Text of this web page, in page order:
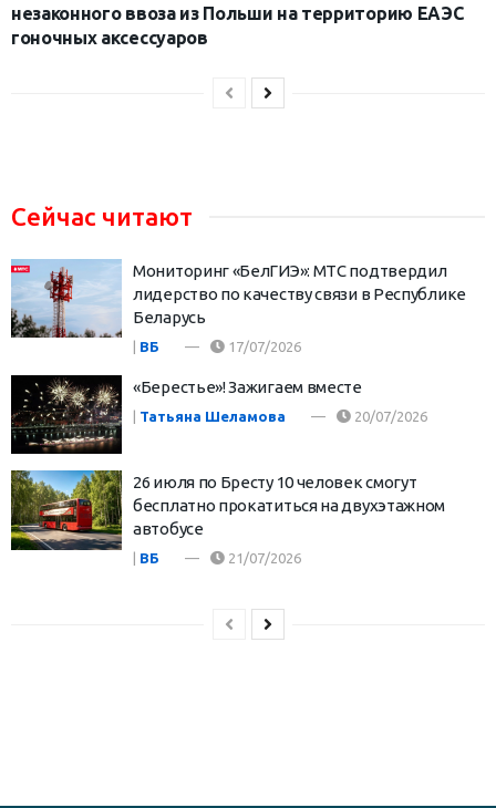
незаконного ввоза из Польши на территорию ЕАЭС
гоночных аксессуаров
Сейчас читают
Мониторинг «БелГИЭ»: МТС подтвердил
лидерство по качеству связи в Республике
Беларусь
| ВБ 17/07/2026
«Берестье»! Зажигаем вместе
| Татьяна Шеламова 20/07/2026
26 июля по Бресту 10 человек смогут
бесплатно прокатиться на двухэтажном
автобусе
ВБ 21/07/2026